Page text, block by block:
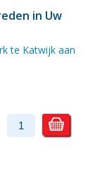
in Uw
te Katwijk aan